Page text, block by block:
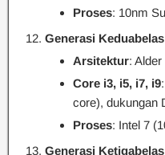
Proses: 10nm
Generasi
Arsitektur:
Core i3, i5, i7, i9
core), dukungan
Proses: Intel 7
Generasi